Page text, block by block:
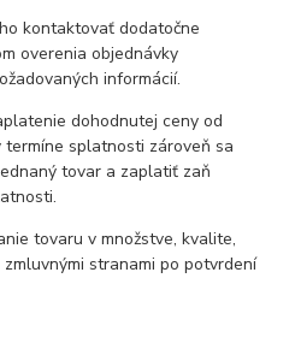
kontaktovať dodatočne
overenia objednávky
informácií.
dohodnutej ceny od
splatnosti zároveň sa
tovar a zaplatiť zaň
tovaru v množstve, kvalite,
stranami po potvrdení